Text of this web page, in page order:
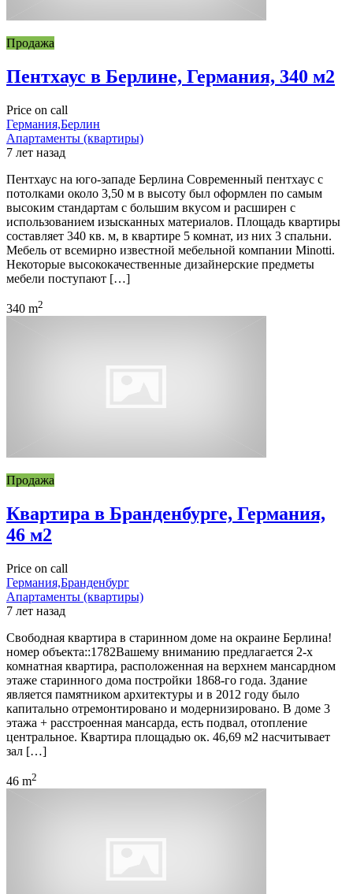
Продажа
Пентхаус в Берлине, Германия, 340 м2
Price on call
Германия,Берлин
Апартаменты (квартиры)
7 лет назад
Пентхаус на юго-западе Берлина Современный пентхаус с
потолками около 3,50 м в высоту был оформлен по самым
высоким стандартам с большим вкусом и расширен с
использованием изысканных материалов. Площадь квартиры
составляет 340 кв. м, в квартире 5 комнат, из них 3 спальни.
Мебель от всемирно известной мебельной компании Minotti.
Некоторые высококачественные дизайнерские предметы
мебели поступают […]
340 m2
Продажа
Квартира в Бранденбурге, Германия,
46 м2
Price on call
Германия,Бранденбург
Апартаменты (квартиры)
7 лет назад
Свободная квартира в старинном доме на окраине Берлина!
номер объекта::1782Вашему вниманию предлагается 2-х
комнатная квартира, расположенная на верхнем мансардном
этаже старинного дома постройки 1868-го года. Здание
является памятником архитектуры и в 2012 году было
капитально отремонтировано и модернизировано. В доме 3
этажа + расстроенная мансарда, есть подвал, отопление
центральное. Квартира площадью ок. 46,69 м2 насчитывает
зал […]
46 m2